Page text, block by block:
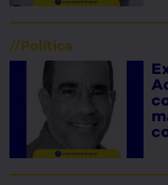
//Política